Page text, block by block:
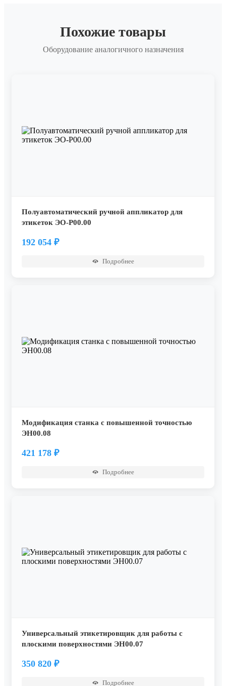
Похожие товары
Оборудование аналогичного назначения
Полуавтоматический ручной аппликатор для
этикеток ЭО-Р00.00
192 054 ₽
Подробнее
Модификация станка с повышенной точностью
ЭН00.08
421 178 ₽
Подробнее
Универсальный этикетировщик для работы с
плоскими поверхностями ЭН00.07
350 820 ₽
Подробнее